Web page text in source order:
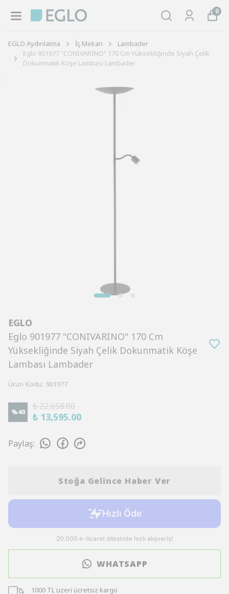
0
EGLO Aydınlatma İç Mekan
Lambader
Eglo 901977 "CONIVARINO" 170 Cm Yüksekliğinde Siyah Çelik
Dokunmatik Köşe Lambası Lambader
EGLO
Eglo 901977 "CONIVARINO" 170 Cm
Yüksekliğinde Siyah Çelik Dokunmatik Köşe
Lambası Lambader
Ürün Kodu: 901977
%40
₺ 22,658.00
₺ 13,595.00
Paylaş:
Stoğa Gelince Haber Ver
WHATSAPP
1000 TL üzeri ücretsiz kargo